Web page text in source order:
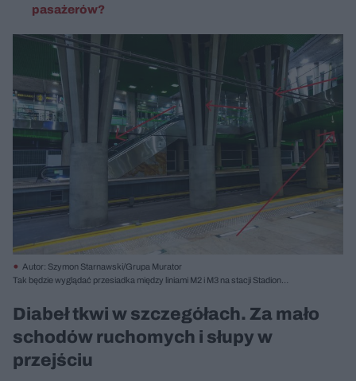
pasażerów?
Autor: Szymon Starnawski/Grupa Murator
Tak będzie wyglądać przesiadka między liniami M2 i M3 na stacji Stadion
Diabeł tkwi w szczegółach. Za mało
schodów ruchomych i słupy w
przejściu